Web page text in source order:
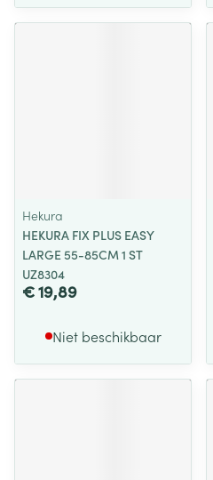
Hekura
HEKURA FIX PLUS EASY
LARGE 55-85CM 1 ST
UZ8304
€ 19,89
Niet beschikbaar